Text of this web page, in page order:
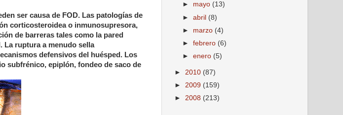
ser causa de FOD. Las patologías de
corticosteroidea o inmunosupresora,
de barreras tales como la pared
La ruptura a menudo sella
defensivos del huésped. Los
subfrénico, epiplón, fondeo de saco de
► mayo (13)
►abril (8)
► marzo (4)
►febrero (6)
►enero (5)
► 2010 (87)
► 2009 (159)
► 2008 (213)